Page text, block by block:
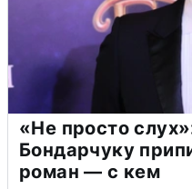
«Не просто
Бондарчуку
роман — с кем